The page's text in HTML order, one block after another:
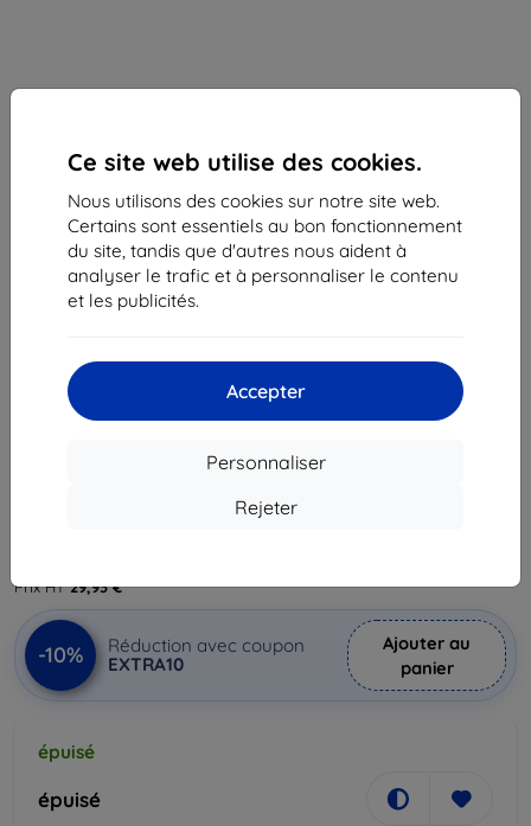
Ce site web utilise des cookies.
Nous utilisons des cookies sur notre site web.
Certains sont essentiels au bon fonctionnement
du site, tandis que d'autres nous aident à
analyser le trafic et à personnaliser le contenu
et les publicités.
Accepter
Personnaliser
Rejeter
Porte-clés Diesel Strap for Samsung Galaxy
Adapté pour:
Samsung Galaxy S23
Samsung Galaxy S23+
Samsung Galaxy S23 Ultra
Description et caractéristiques
Prix HT29,93 €
-10%
Réduction avec coupon
EXTRA10
Ajouter au
panier
épuisé
épuisé